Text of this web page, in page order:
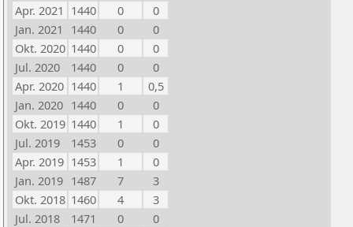
Apr. 2021 1440 0
0
Jan. 2021
1440 0
0
Okt. 2020 1440 0
0
Jul. 2020
1440 0
0
Apr. 2020 1440 1
0,5
Jan. 2020 1440 0
0
Okt. 2019 1440 1
0
Jul. 2019
1453 0
0
Apr. 2019 1453 1
0
Jan. 2019 1487 7
3
Okt. 2018 1460 4
3
Jul. 2018
1471 0
0